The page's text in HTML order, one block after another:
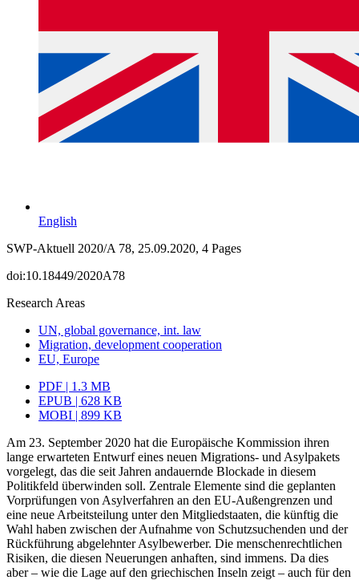
English
SWP-Aktuell 2020/A 78, 25.09.2020, 4 Pages
doi:10.18449/2020A78
Research Areas
UN, global governance, int. law
Migration, development cooperation
EU, Europe
PDF | 1.3 MB
EPUB | 628 KB
MOBI | 899 KB
Am 23. September 2020 hat die Europäische Kommission ihren
lange erwarteten Ent­wurf eines neuen Migrations- und Asylpakets
vorgelegt, das die seit Jahren andauernde Blockade in diesem
Politikfeld überwinden soll. Zentrale Elemente sind die geplanten
Vorprüfungen von Asylverfahren an den EU-Außengrenzen und
eine neue Arbeitsteilung unter den Mitgliedstaaten, die künftig die
Wahl haben zwischen der Aufnahme von Schutzsuchenden und der
Rückführung abgelehnter Asylbewerber. Die menschenrecht­lichen
Risiken, die diesen Neuerungen anhaften, sind immens. Da dies
aber – wie die Lage auf den griechischen Inseln zeigt – auch für den